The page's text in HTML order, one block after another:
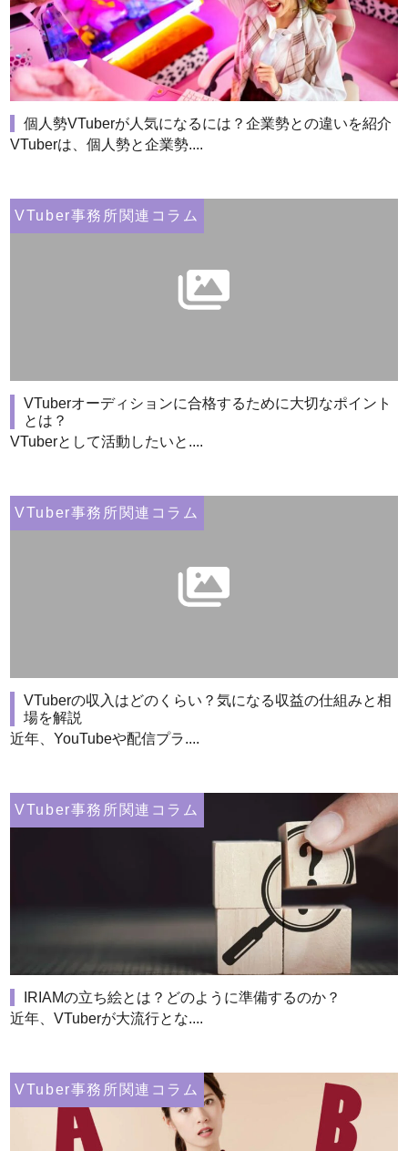
個人勢VTuberが人気になるには？企業勢との違いを紹介
VTuberは、個人勢と企業勢....
VTuber事務所関連コラム
VTuberオーディションに合格するために大切なポイント
とは？
VTuberとして活動したいと....
VTuber事務所関連コラム
VTuberの収入はどのくらい？気になる収益の仕組みと相
場を解説
近年、YouTubeや配信プラ....
VTuber事務所関連コラム
IRIAMの立ち絵とは？どのように準備するのか？
近年、VTuberが大流行とな....
VTuber事務所関連コラム